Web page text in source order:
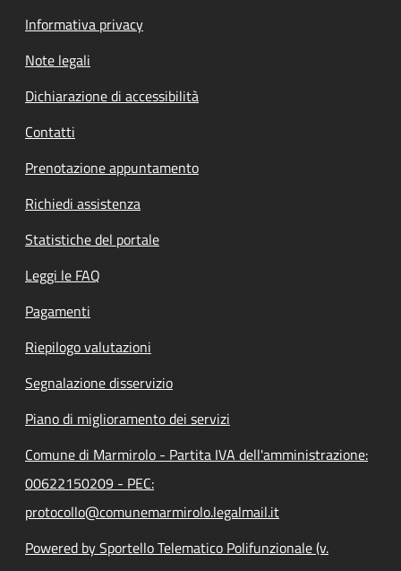
Informativa privacy
Note legali
Dichiarazione di accessibilità
Contatti
Prenotazione appuntamento
Richiedi assistenza
Statistiche del portale
Leggi le FAQ
Pagamenti
Riepilogo valutazioni
Segnalazione disservizio
Piano di miglioramento dei servizi
Comune di Marmirolo - Partita IVA dell'amministrazione:
00622150209 - PEC:
protocollo@comunemarmirolo.legalmail.it
Powered by Sportello Telematico Polifunzionale (v.